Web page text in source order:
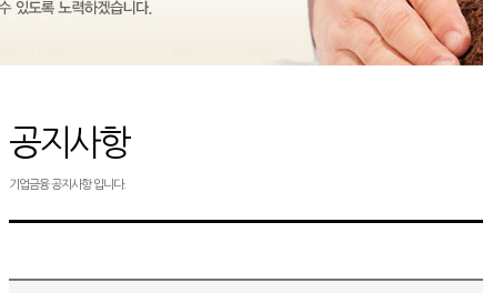
공지사항
기업금융 공지사항 입니다.